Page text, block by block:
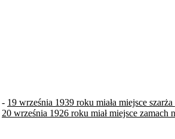
- 19 września 1939 roku miała miejsce
20 września 1926 roku miał miejsce zamach